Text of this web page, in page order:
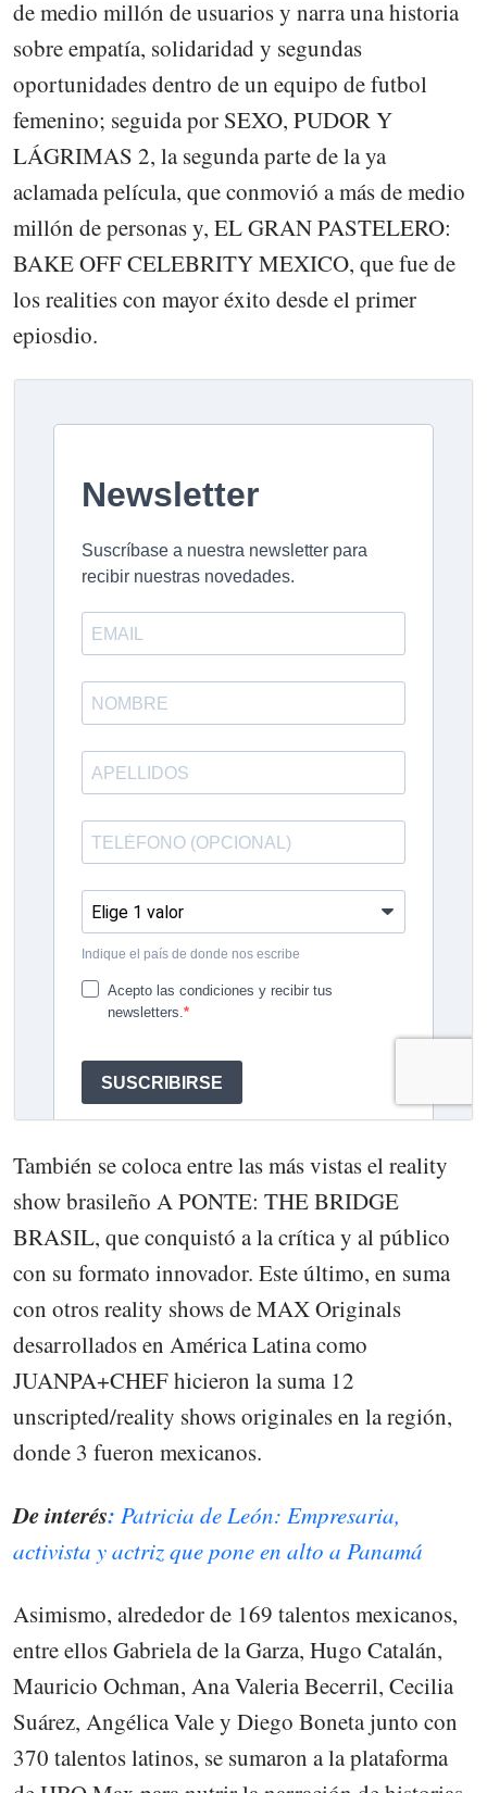
de medio millón de usuarios y narra una historia
sobre empatía, solidaridad y segundas
oportunidades dentro de un equipo de futbol
femenino; seguida por SEXO, PUDOR Y
LÁGRIMAS 2, la segunda parte de la ya
aclamada película, que conmovió a más de medio
millón de personas y, EL GRAN PASTELERO:
BAKE OFF CELEBRITY MEXICO, que fue de
los realities con mayor éxito desde el primer
epiosdio.
También se coloca entre las más vistas el reality
show brasileño A PONTE: THE BRIDGE
BRASIL, que conquistó a la crítica y al público
con su formato innovador. Este último, en suma
con otros reality shows de MAX Originals
desarrollados en América Latina como
JUANPA+CHEF hicieron la suma 12
unscripted/reality shows originales en la región,
donde 3 fueron mexicanos.
De interés: Patricia de León: Empresaria,
activista y actriz que pone en alto a Panamá
Asimismo, alrededor de 169 talentos mexicanos,
entre ellos Gabriela de la Garza, Hugo Catalán,
Mauricio Ochman, Ana Valeria Becerril, Cecilia
Suárez, Angélica Vale y Diego Boneta junto con
370 talentos latinos, se sumaron a la plataforma